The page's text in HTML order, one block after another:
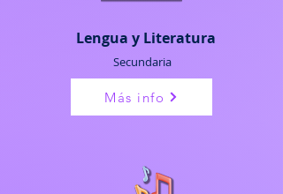
Lengua y Literatura
Secundaria
Más info